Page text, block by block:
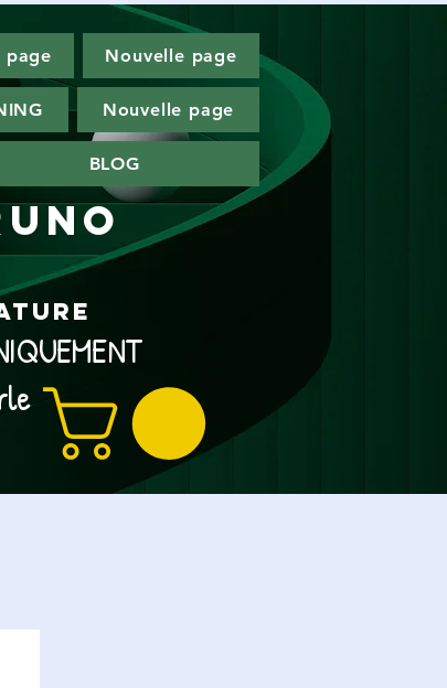
page Nouvelle page
Nouvelle page
BLOG